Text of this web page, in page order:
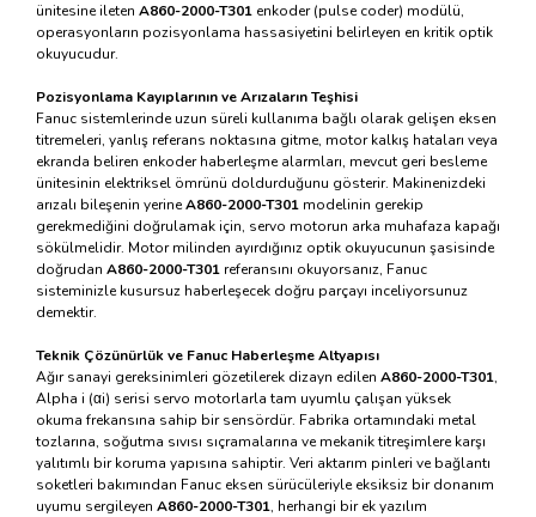
ünitesine ileten A860-2000-T301 enkoder (pulse coder) modülü,
operasyonların pozisyonlama hassasiyetini belirleyen en kritik optik
okuyucudur.
Pozisyonlama Kayıplarının ve Arızaların Teşhisi
Fanuc sistemlerinde uzun süreli kullanıma bağlı olarak gelişen eksen
titremeleri, yanlış referans noktasına gitme, motor kalkış hataları veya
ekranda beliren enkoder haberleşme alarmları, mevcut geri besleme
ünitesinin elektriksel ömrünü doldurduğunu gösterir. Makinenizdeki
arızalı bileşenin yerineA860-2000-T301 modelinin gerekip
gerekmediğini doğrulamak için, servo motorun arka muhafaza kapağı
sökülmelidir. Motor milinden ayırdığınız optik okuyucunun şasisinde
doğrudan A860-2000-T301 referansını okuyorsanız, Fanuc
sisteminizle kusursuz haberleşecek doğru parçayı inceliyorsunuz
demektir.
Teknik Çözünürlük ve Fanuc Haberleşme Altyapısı
Ağır sanayi gereksinimleri gözetilerek dizayn edilen A860-2000-T301,
Alpha i (αi) serisi servo motorlarla tam uyumlu çalışan yüksek
okuma frekansına sahip bir sensördür. Fabrika ortamındaki metal
tozlarına, soğutma sıvısı sıçramalarına ve mekanik titreşimlere karşı
yalıtımlı bir koruma yapısına sahiptir. Veri aktarım pinleri ve bağlantı
soketleri bakımından Fanuc eksen sürücüleriyle eksiksiz bir donanım
uyumu sergileyen A860-2000-T301, herhangi bir ek yazılım